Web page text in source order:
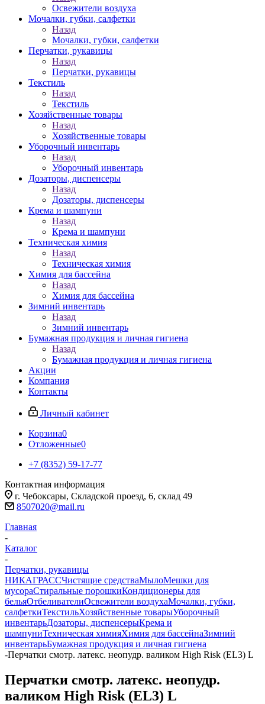
Освежители воздуха
Мочалки, губки, салфетки
Назад
Мочалки, губки, салфетки
Перчатки, рукавицы
Назад
Перчатки, рукавицы
Текстиль
Назад
Текстиль
Хозяйственные товары
Назад
Хозяйственные товары
Уборочный инвентарь
Назад
Уборочный инвентарь
Дозаторы, диспенсеры
Назад
Дозаторы, диспенсеры
Крема и шампуни
Назад
Крема и шампуни
Техническая химия
Назад
Техническая химия
Химия для бассейна
Назад
Химия для бассейна
Зимний инвентарь
Назад
Зимний инвентарь
Бумажная продукция и личная гигиена
Назад
Бумажная продукция и личная гигиена
Акции
Компания
Контакты
Личный кабинет
Корзина0
Отложенные0
+7 (8352) 59-17-77
Контактная информация
г. Чебоксары, Складской проезд, 6, склад 49
8507020@mail.ru
Главная
-
Каталог
-
Перчатки, рукавицы
НИКАГРАССЧистящие средстваМылоМешки для
мусораСтиральные порошкиКондиционеры для
бельяОтбеливателиОсвежители воздухаМочалки, губки,
салфеткиТекстильХозяйственные товарыУборочный
инвентарьДозаторы, диспенсерыКрема и
шампуниТехническая химияХимия для бассейнаЗимний
инвентарьБумажная продукция и личная гигиена
-Перчатки смотр. латекс. неопудр. валиком High Risk (EL3) L
Перчатки смотр. латекс. неопудр.
валиком High Risk (EL3) L